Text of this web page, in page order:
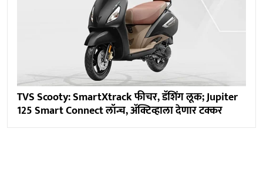
TVS Scooty: SmartXtrack फीचर, डॅशिंग लूक; Jupiter
125 Smart Connect लॉन्च, अ‍ॅक्टिव्हाला देणार टक्कर